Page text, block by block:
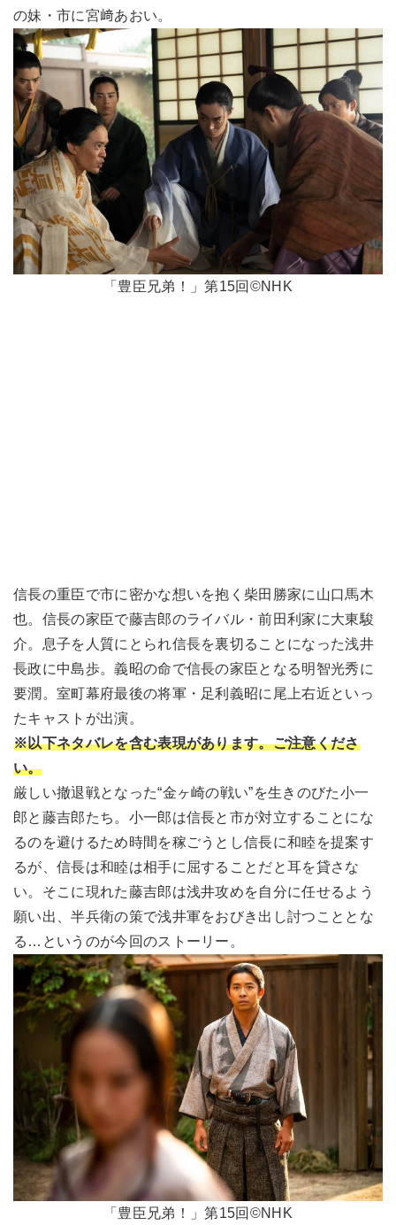
の妹・市に宮﨑あおい。
「豊臣兄弟！」第15回©NHK
信長の重臣で市に密かな想いを抱く柴田勝家に山口馬木
也。信長の家臣で藤吉郎のライバル・前田利家に大東駿
介。息子を人質にとられ信長を裏切ることになった浅井
長政に中島歩。義昭の命で信長の家臣となる明智光秀に
要潤。室町幕府最後の将軍・足利義昭に尾上右近といっ
たキャストが出演。
※以下ネタバレを含む表現があります。ご注意くださ
い。
厳しい撤退戦となった“金ヶ崎の戦い”を生きのびた小一
郎と藤吉郎たち。小一郎は信長と市が対立することにな
るのを避けるため時間を稼ごうとし信長に和睦を提案す
るが、信長は和睦は相手に屈することだと耳を貸さな
い。そこに現れた藤吉郎は浅井攻めを自分に任せるよう
願い出、半兵衛の策で浅井軍をおびき出し討つこととな
る…というのが今回のストーリー。
「豊臣兄弟！」第15回©NHK